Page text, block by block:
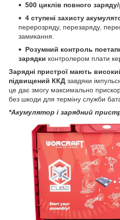
500 циклів повного
4 ступені захисту
перерозряду, перезаряду,
замикання.
Розумний контроль
зарядки контролером плати
Зарядні пристрої мають
підвищений ККД завдяки
це дає змогу максимально
без шкоди для терміну служби
*Акумулятор і зарядний